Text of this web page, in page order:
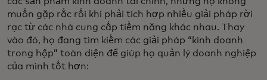
muốn gặp rắc rối khi phải tích hợp nhiều giải pháp rời
rạc từ các nhà cung cấp tiềm năng khác nhau. Thay
vào đó, họ đang tìm kiếm các giải pháp “kinh doanh
trong hộp” toàn diện để giúp họ quản lý doanh nghiệp
của mình tốt hơn: